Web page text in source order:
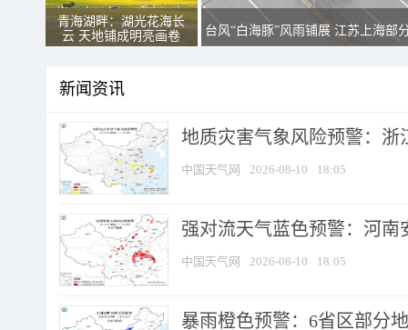
青海湖畔：湖光花海长
云 天地铺成明亮画卷
台风“白海豚”风雨铺展 江苏上海部
新闻资讯
地质灾害气象风险预警：浙
中国天气网 2026-08-10 18:05
强对流天气蓝色预警：河南
中国天气网 2026-08-10 18:05
暴雨橙色预警：6省区部分